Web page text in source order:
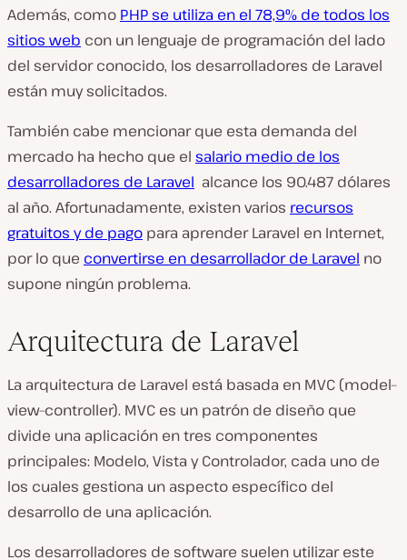
Además, como PHP se utiliza en el 78,9% de todos los
sitios web con un lenguaje de programación del lado
del servidor conocido, los desarrolladores de Laravel
están muy solicitados.
También cabe mencionar que esta demanda del
mercado ha hecho que el salario medio de los
desarrolladores de Laravel alcance los 90.487 dólares
al año. Afortunadamente, existen varios recursos
gratuitos y de pago para aprender Laravel en Internet,
por lo que convertirse en desarrollador de Laravel no
supone ningún problema.
Arquitectura de Laravel
La arquitectura de Laravel está basada en MVC (model–
view–controller). MVC es un patrón de diseño que
divide una aplicación en tres componentes
principales: Modelo, Vista y Controlador, cada uno de
los cuales gestiona un aspecto específico del
desarrollo de una aplicación.
Los desarrolladores de software suelen utilizar este